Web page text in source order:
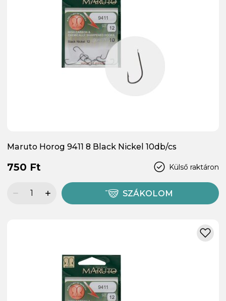
Maruto Horog 9411 8 Black Nickel 10db/cs
Külső raktáron
750 Ft
SZÁKOLOM